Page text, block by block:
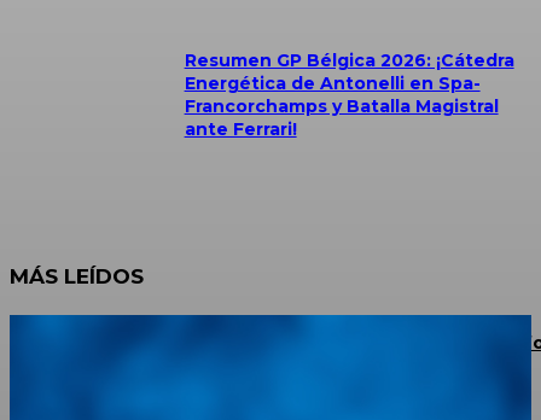
Resumen GP Bélgica 2026: ¡Cátedra
Energética de Antonelli en Spa-
Francorchamps y Batalla Magistral
ante Ferrari!
MÁS LEÍDOS
JAC Escalante Aterriza en La Grita: Potencia 4×4,